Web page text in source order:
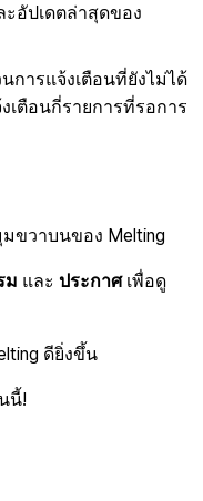
อัปเดตล่าสุดของ
การแจ้งเตือนที่ยังไม่ได้
ตือนกี่รายการที่รอการ
ขวาบนของ Melting
ม และ ประกาศเพื่อดู
ดียิ่งขึ้น
นี้!